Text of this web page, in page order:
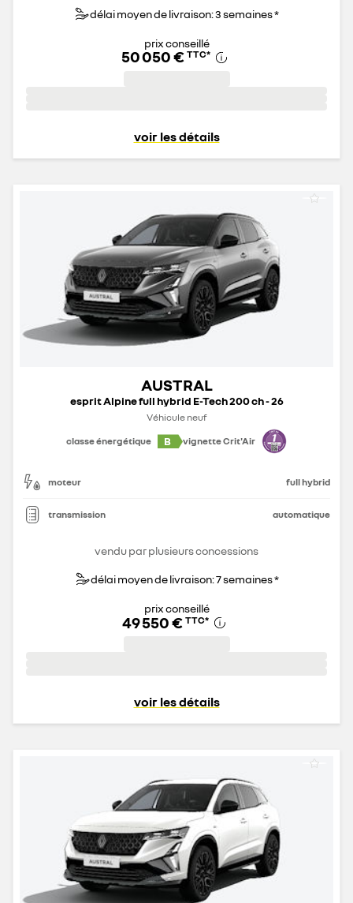
délai moyen de livraison: 3 semaines *
prix conseillé
50 050 € TTC*
voir les détails
AUSTRAL
esprit Alpine full hybrid E-Tech 200 ch - 26
Véhicule neuf
classe énergétique
B vignette Crit'Air
moteur full hybrid
transmission automatique
vendu par plusieurs concessions
délai moyen de livraison: 7 semaines *
prix conseillé
49 550 € TTC*
voir les détails